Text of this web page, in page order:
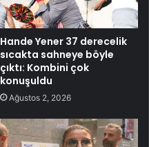
Hande Yener 37 derecelik
sıcakta sahneye böyle
çıktı: Kombini çok
konuşuldu
Ağustos 2, 2026